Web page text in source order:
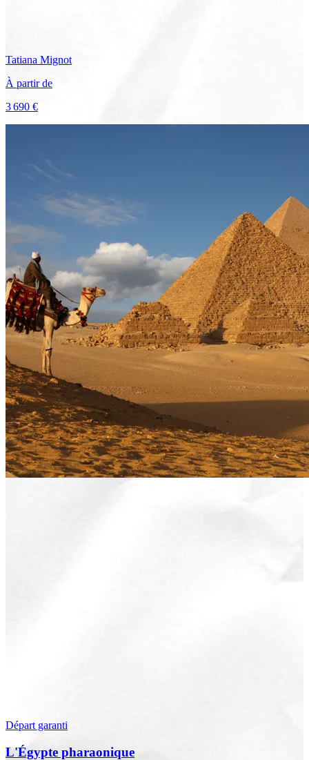
Tatiana Mignot
À partir de
3 690 €
Départ garanti
L'Égypte pharaonique